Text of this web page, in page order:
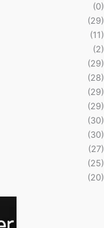
(0)
(29)
(11)
(2)
(29)
(28)
(29)
(29)
(30)
(30)
(27)
(25)
(20)